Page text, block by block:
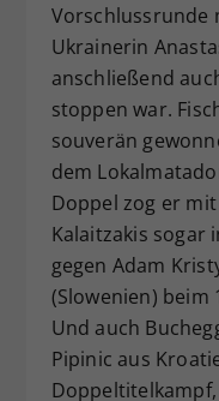
Vorschlussrunde
Ukrainerin
anschließend
stoppen war.
souverän
dem
Doppel zog er
Kalaitzakis sogar
gegen Adam
(Slowenien) beim
Und auch
Pipinic aus